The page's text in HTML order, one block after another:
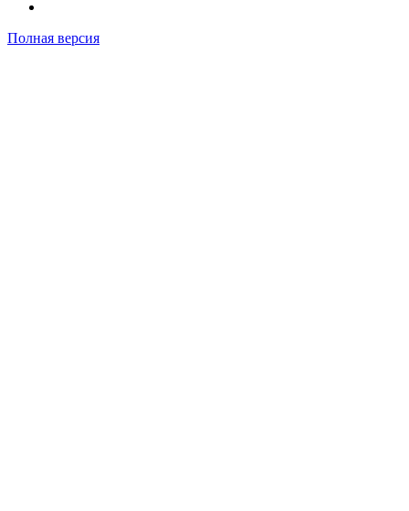
Полная версия